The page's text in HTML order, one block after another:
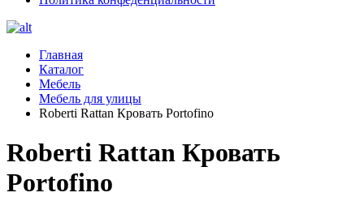
Главная
Каталог
Мебель
Мебель для улицы
Roberti Rattan Кровать Portofino
Roberti Rattan Кровать
Portofino